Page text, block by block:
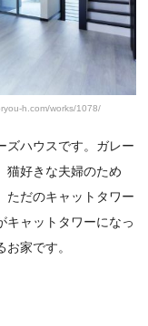
h.com/works/1078/
ズハウスです。ガレー
猫好きな夫婦のため
ただのキャットタワー
キャットタワーになっ
家です。